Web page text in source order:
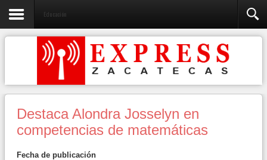
Educación
Destaca Alondra Josselyn en
competencias de matemáticas
Fecha de publicación